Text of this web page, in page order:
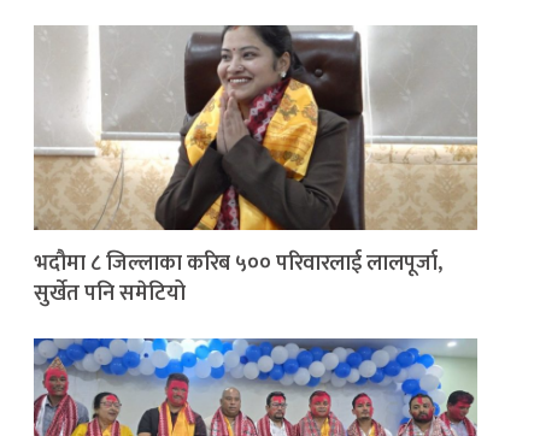
भदौमा ८ जिल्लाका करिब ५०० परिवारलाई लालपूर्जा,
सुर्खेत पनि समेटियो